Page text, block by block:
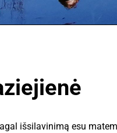
išsilavinimą esu